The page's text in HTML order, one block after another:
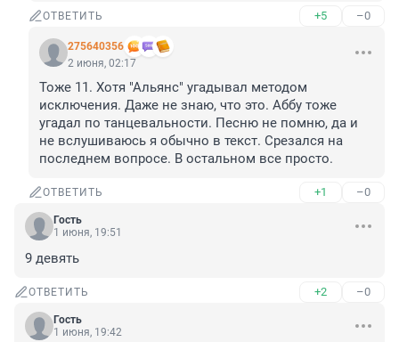
ОТВЕТИТЬ +5 –0
275640356
2 июня, 02:17
Тоже 11. Хотя "Альянс" угадывал методом
исключения. Даже не знаю, что это. Аббу тоже
угадал по танцевальности. Песню не помню, да и
не вслушиваюсь я обычно в текст. Срезался на
последнем вопросе. В остальном все просто.
ОТВЕТИТЬ +1 –0
Гость
1 июня, 19:51
9 девять
ОТВЕТИТЬ +2 –0
Гость
1 июня, 19:42